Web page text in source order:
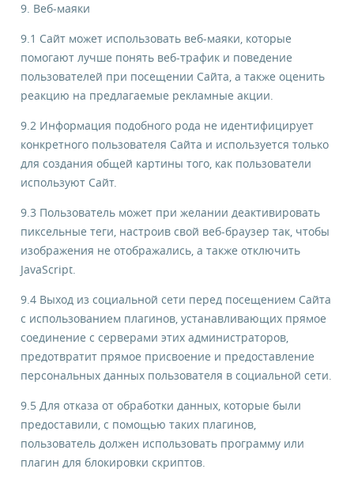
9. Веб-маяки
9.1 Сайт может использовать веб-маяки, которые
помогают лучше понять веб-трафик и поведение
пользователей при посещении Сайта, а также оценить
реакцию на предлагаемые рекламные акции.
9.2 Информация подобного рода не идентифицирует
конкретного пользователя Сайта и используется только
для создания общей картины того, как пользователи
используют Сайт.
9.3 Пользователь может при желании деактивировать
пиксельные теги, настроив свой веб-браузер так, чтобы
изображения не отображались, а также отключить
JavaScript.
9.4 Выход из социальной сети перед посещением Сайта
с использованием плагинов, устанавливающих прямое
соединение с серверами этих администраторов,
предотвратит прямое присвоение и предоставление
персональных данных пользователя в социальной сети.
9.5 Для отказа от обработки данных, которые были
предоставили, с помощью таких плагинов,
пользователь должен использовать программу или
плагин для блокировки скриптов.